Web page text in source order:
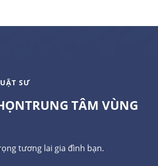
SƯ
TRUNG TÂM VÙNG
tương lai gia đình bạn.